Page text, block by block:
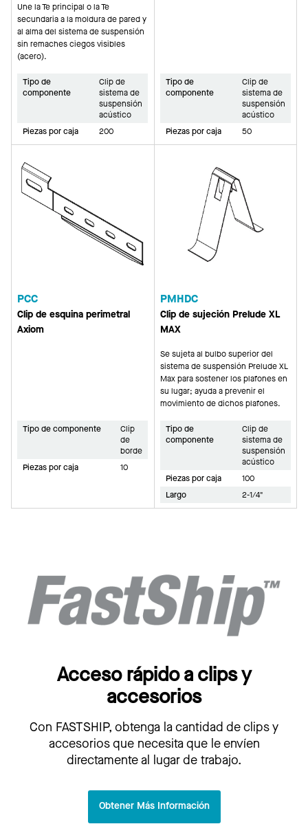
Une la Te principal o la Te
secundaria a la moldura de pared y
al alma del sistema de suspensión
sin remaches ciegos visibles
(acero).
Tipo de
componente
Clip de
sistema de
suspensión
acústico
Piezas por caja
200
Tipo de
componente
Clip de
sistema de
suspensión
acústico
Piezas por caja
50
PCC
Clip de esquina perimetral
Axiom
Tipo de componente
Clip
de
borde
Piezas por caja
10
PMHDC
Clip de sujeción Prelude XL
MAX
Se sujeta al bulbo superior del
sistema de suspensión Prelude XL
Max para sostener los plafones en
su lugar; ayuda a prevenir el
movimiento de dichos plafones.
Tipo de
componente
Clip de
sistema de
suspensión
acústico
Piezas por caja
100
Largo
2-1/4"
Acceso rápido a clips y
accesorios
Con FASTSHIP, obtenga la cantidad de clips y
accesorios que necesita que le envíen
directamente al lugar de trabajo.
Obtener Más Información